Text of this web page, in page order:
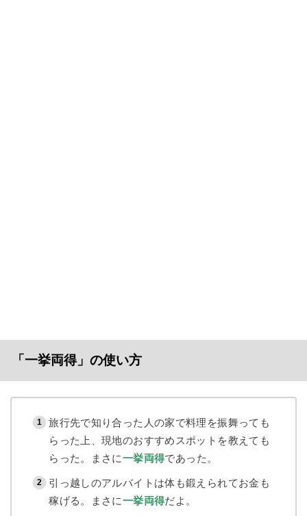
「一挙両得」の使い方
旅行先で知り合った人の家で料理を振舞っても
らった上、現地のおすすめスポットを教えても
らった。まさに一挙両得であった。
引っ越しのアルバイトは体も鍛えられてお金も
稼げる。まさに一挙両得だよ。